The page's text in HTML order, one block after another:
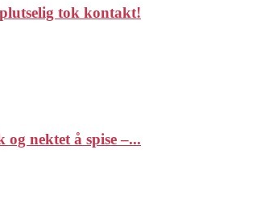
tok kontakt!
nektet å spise –...